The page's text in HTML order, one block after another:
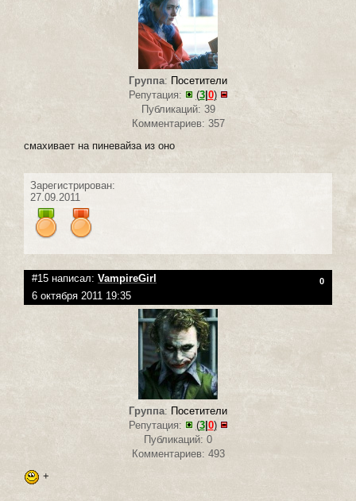
Группа: Посетители
Репутация:
(3| 0)
Публикаций: 39
Комментариев: 357
смахивает на пиневайза из оно
Зарегистрирован:
27.09.2011
#15 написал: VampireGirl 0
6 октября 2011 19:35
Группа: Посетители
Репутация:
(3| 0)
Публикаций: 0
Комментариев: 493
+